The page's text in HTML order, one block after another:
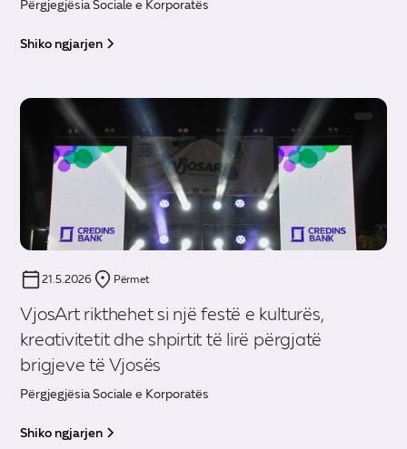
Përgjegjësia Sociale e Korporatës
Shiko ngjarjen
21.5.2026 Përmet
VjosArt rikthehet si një festë e kulturës,
kreativitetit dhe shpirtit të lirë përgjatë
brigjeve të Vjosës
Përgjegjësia Sociale e Korporatës
Shiko ngjarjen